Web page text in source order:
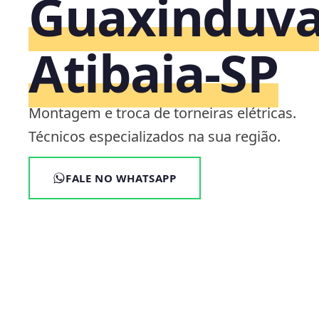
Atibaia‑SP
Montagem e troca de torneiras elétricas.
Técnicos especializados na sua região.
FALE NO WHATSAPP